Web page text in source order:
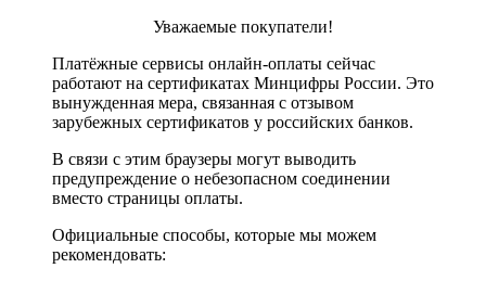
Уважаемые покупатели!
Платёжные сервисы онлайн-оплаты сейчас
работают на сертификатах Минцифры России. Это
вынужденная мера, связанная с отзывом
зарубежных сертификатов у российских банков.
В связи с этим браузеры могут выводить
предупреждение о небезопасном соединении
вместо страницы оплаты.
Официальные способы, которые мы можем
рекомендовать: